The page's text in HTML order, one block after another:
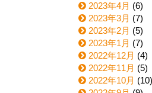
2023年4月 (6)
2023年3月 (7)
2023年2月 (5)
2023年1月 (7)
2022年12月 (4)
2022年11月 (5)
2022年10月 (10)